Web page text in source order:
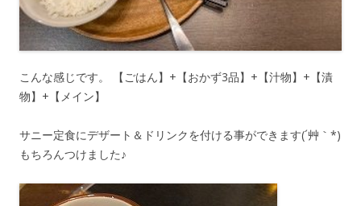
こんな感じです。 【ごはん】+【おかず3品】+【汁物】+【漬
物】+【メイン】
サニー定食にデザート＆ドリンクを付ける事ができます(´艸｀*)
もちろんつけました♪